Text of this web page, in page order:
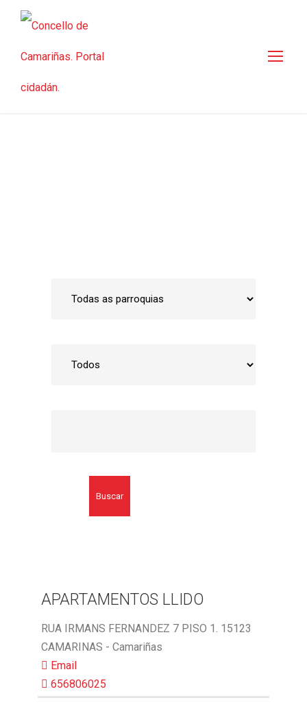
Buscar
APARTAMENTOS LLIDO
RUA IRMANS FERNANDEZ 7 PISO 1. 15123
CAMARINAS - Camariñas
Email
656806025